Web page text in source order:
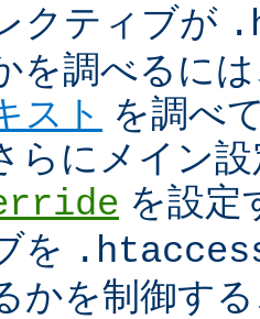
クティブが
を調べるに
スト を調べ
らにメイン
を設定
を
かを制御す